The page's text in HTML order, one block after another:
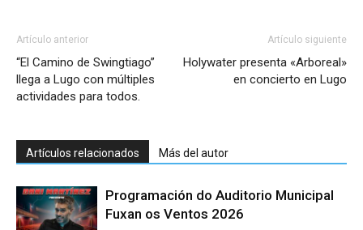
Artículo anterior
“El Camino de Swingtiago”
llega a Lugo con múltiples
actividades para todos.
Artículo siguiente
Holywater presenta «Arboreal»
en concierto en Lugo
Artículos relacionados Más del autor
Programación do Auditorio Municipal
Fuxan os Ventos 2026